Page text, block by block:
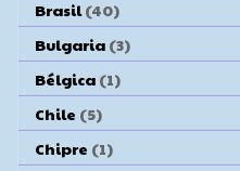
Brasil (40)
Bulgaria (3)
Bélgica (1)
Chile (5)
Chipre (1)